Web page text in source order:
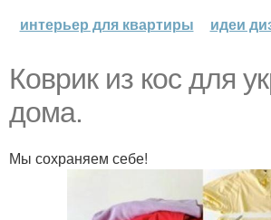
интерьер для квартиры
идеи
Коврик из кос для
дома.
Мы сохраняем себе!